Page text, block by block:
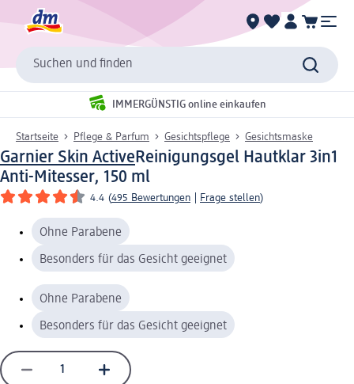
Suchen und finden
IMMERGÜNSTIG online einkaufen
Startseite Pflege & Parfum Gesichtspflege Gesichtsmaske
Garnier Skin ActiveReinigungsgel Hautklar 3in1
Anti-Mitesser, 150 ml
4.4 (495 Bewertungen Frage stellen)
Ohne Parabene
Besonders für das Gesicht geeignet
Ohne Parabene
Besonders für das Gesicht geeignet